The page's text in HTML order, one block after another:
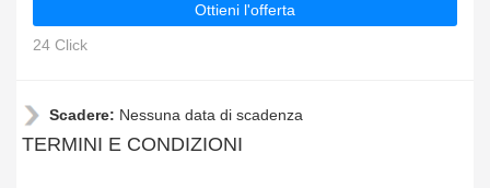
Ottieni l'offerta
24 Click
Scadere: Nessuna data di scadenza
TERMINI E CONDIZIONI